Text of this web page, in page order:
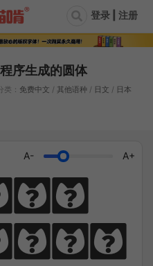
登录 | 注册
序生成的圆体
类： 免费中文 / 其他语种 / 日文 / 日本
A- A+
岁月
万遍见